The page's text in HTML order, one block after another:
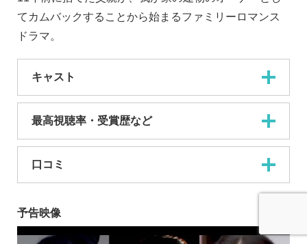
てカムバックすることから始まるファミリーロマンス
ドラマ。
キャスト
最高視聴率・受賞歴など
口コミ
予告映像